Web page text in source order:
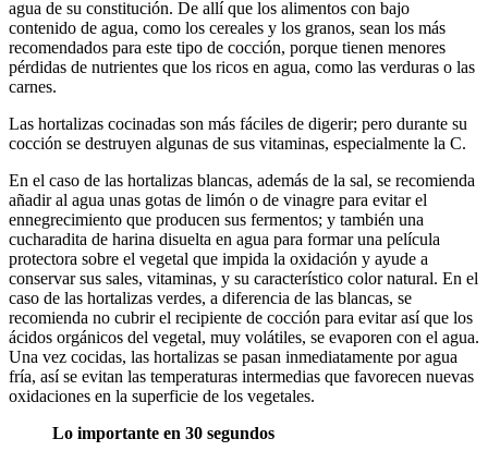
agua de su constitución. De allí que los alimentos con bajo
contenido de agua, como los cereales y los granos, sean los más
recomendados para este tipo de cocción, porque tienen menores
pérdidas de nutrientes que los ricos en agua, como las verduras o las
carnes.
Las hortalizas cocinadas son más fáciles de digerir; pero durante su
cocción se destruyen algunas de sus vitaminas, especialmente la C.
En el caso de las hortalizas blancas, además de la sal, se recomienda
añadir al agua unas gotas de limón o de vinagre para evitar el
ennegrecimiento que producen sus fermentos; y también una
cucharadita de harina disuelta en agua para formar una película
protectora sobre el vegetal que impida la oxidación y ayude a
conservar sus sales, vitaminas, y su característico color natural. En el
caso de las hortalizas verdes, a diferencia de las blancas, se
recomienda no cubrir el recipiente de cocción para evitar así que los
ácidos orgánicos del vegetal, muy volátiles, se evaporen con el agua.
Una vez cocidas, las hortalizas se pasan inmediatamente por agua
fría, así se evitan las temperaturas intermedias que favorecen nuevas
oxidaciones en la superficie de los vegetales.
Lo importante en 30 segundos